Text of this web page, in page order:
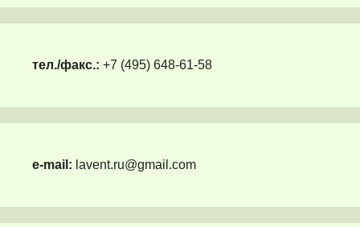
тел./факс.: +7 (495) 648-61-58
e-mail: lavent.ru@gmail.com